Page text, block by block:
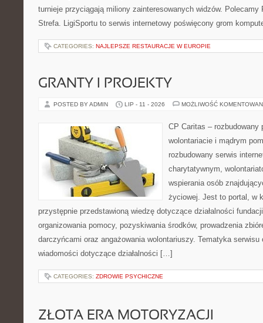
turnieje przyciągają miliony zainteresowanych widzów.
Strefa. LigiSportu to serwis internetowy poświęcony grom
CATEGORIES: NAJLEPSZE RESTAURACJE W EUROPIE
GRANTY I PROJEKTY
POSTED BY ADMIN LIP - 11 - 2026 MOŻLIWOŚĆ
CP Caritas – rozbudowany
wolontariacie i mądrym
rozbudowany serwis
charytatywnym,
wspierania osób
życiowej. Jest to portal, w
przystępnie przedstawioną wiedzę dotyczące działalności
organizowania pomocy, pozyskiwania środków, prowadzenia
darczyńcami oraz angażowania wolontariuszy. Tematyka
wiadomości dotyczące działalności […]
CATEGORIES: ZDROWIE PSYCHICZNE
ZŁOTA ERA MOTORYZACJI